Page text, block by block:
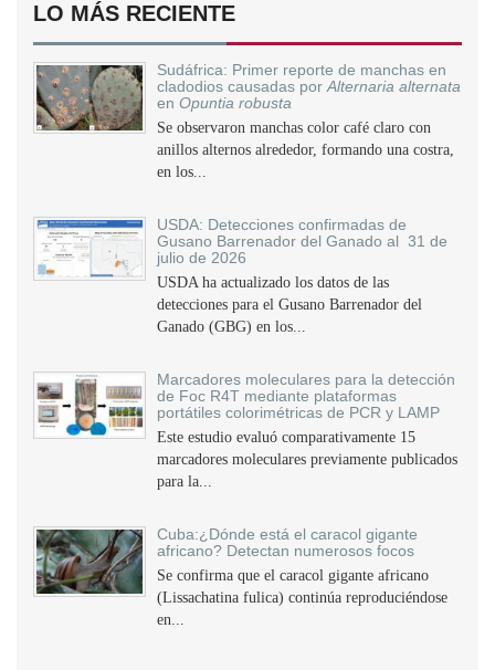
LO MÁS RECIENTE
Sudáfrica: Primer reporte de manchas en
cladodios causadas por Alternaria alternata
en Opuntia robusta
Se observaron manchas color café claro con
anillos alternos alrededor, formando una costra,
en los...
USDA: Detecciones confirmadas de
Gusano Barrenador del Ganado al 31 de
julio de 2026
USDA ha actualizado los datos de las
detecciones para el Gusano Barrenador del
Ganado (GBG) en los...
Marcadores moleculares para la detección
de Foc R4T mediante plataformas
portátiles colorimétricas de PCR y LAMP
Este estudio evaluó comparativamente 15
marcadores moleculares previamente publicados
para la...
Cuba:¿Dónde está el caracol gigante
africano? Detectan numerosos focos
Se confirma que el caracol gigante africano
(Lissachatina fulica) continúa reproduciéndose
en...